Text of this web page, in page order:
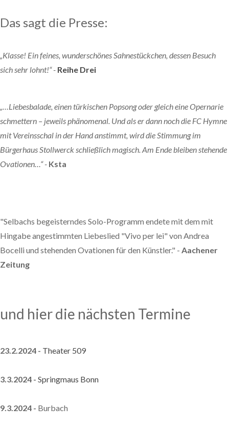
Das sagt die Presse:
„Klasse! Ein feines, wunderschönes Sahnestückchen, dessen Besuch
sich sehr lohnt!“ - Reihe Drei
„…Liebesbalade, einen türkischen Popsong oder gleich eine Opernarie
schmettern – jeweils phänomenal. Und als er dann noch die FC Hymne
mit Vereinsschal in der Hand anstimmt, wird die Stimmung im
Bürgerhaus Stollwerck schließlich magisch. Am Ende bleiben stehende
Ovationen…“ - Ksta
"Selbachs begeisterndes Solo-Programm endete mit dem mit
Hingabe angestimmten Liebeslied "Vivo per lei" von Andrea
Bocelli und stehenden Ovationen für den Künstler." - Aachener
Zeitung
und hier die nächsten Termine
23.2.2024 - Theater 509
3.3.2024 - Springmaus Bonn
9.3.2024 - Burbach